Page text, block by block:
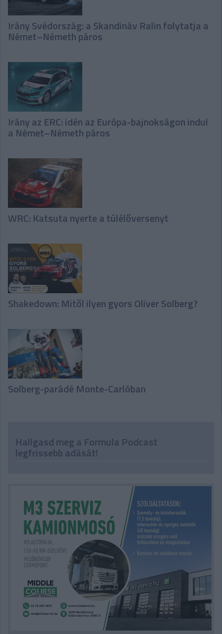
Irány Svédország: a Skandináv Ralin folytatja a
Német–Németh páros
Irány az ERC: idén az Európa-bajnokságon indul
a Német–Németh páros
WRC: Katsuta nyerte a túlélőversenyt
Shakedown: Mitől ilyen gyors Oliver Solberg?
Solberg-parádé Monte-Carlóban
Hallgasd meg a Formula Podcast
legfrissebb adását!